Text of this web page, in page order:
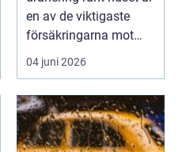
en av de viktigaste
försäkringarna mot
fukt, mögel och spr...
04 juni 2026